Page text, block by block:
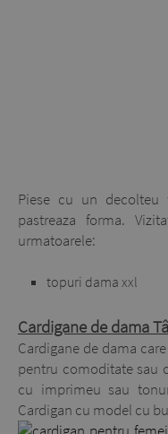
Piese cu un
pastreaza forma.
urmatoarele:
topuri dama xxl
Cardigane de dama
Cardigane de dama
pentru comoditate sau
cu imprimeu sau
Cardigan cu model cu